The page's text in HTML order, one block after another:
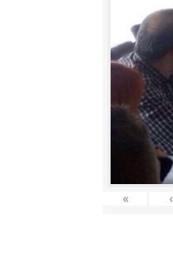
« ‹